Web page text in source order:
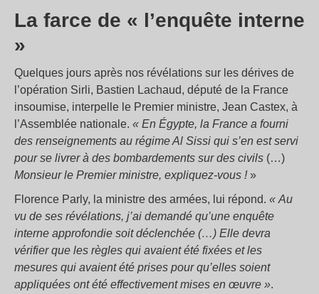
La farce de « l’enquête interne
»
Quelques jours après nos révélations sur les dérives de
l’opération Sirli, Bastien Lachaud, député de la France
insoumise, interpelle le Premier ministre, Jean Castex, à
l’Assemblée nationale. « En Égypte, la France a fourni
des renseignements au régime Al Sissi qui s’en est servi
pour se livrer à des bombardements sur des civils (…)
Monsieur le Premier ministre, expliquez-vous !»
Florence Parly, la ministre des armées, lui répond. « Au
vu de ses révélations, j’ai demandé qu’une enquête
interne approfondie soit déclenchée (…) Elle devra
vérifier que les règles qui avaient été fixées et les
mesures qui avaient été prises pour qu’elles soient
appliquées ont été effectivement mises en œuvre ».